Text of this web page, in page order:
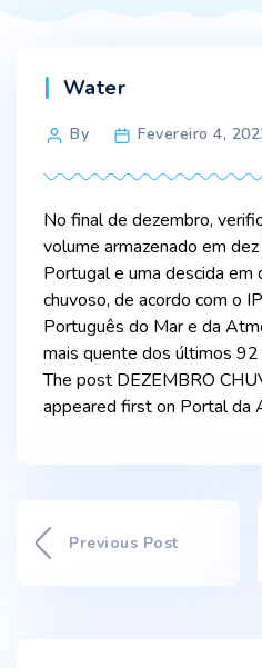
Categories
Water
PostBy Fevereiro 4,
No final de dezembro,
volume armazenado em
Portugal e uma descida em
chuvoso, de acordo com o
Português do Mar e da
mais quente dos últimos 92
The post DEZEMBRO
appeared first on Portal da
Previous Post